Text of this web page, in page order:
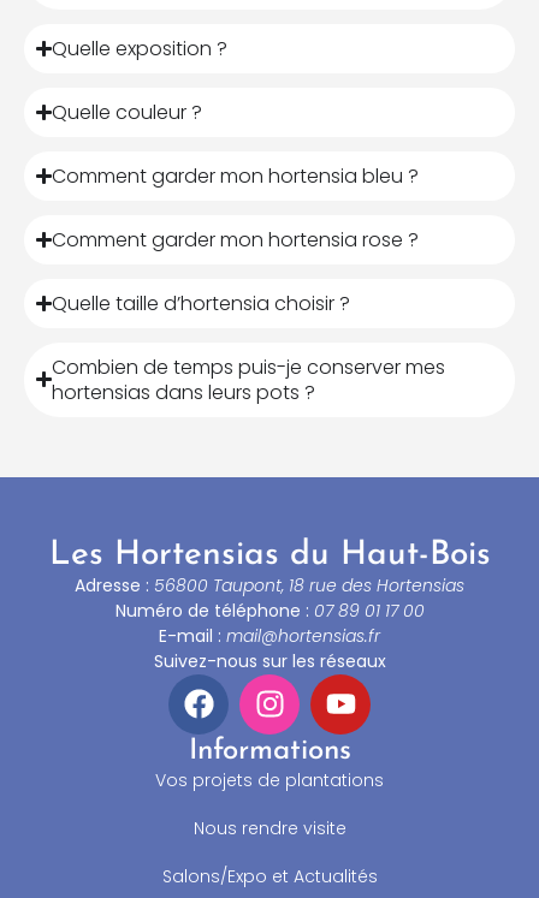
Quelle exposition ?
Quelle couleur ?
Comment garder mon hortensia bleu ?
Comment garder mon hortensia rose ?
Quelle taille d’hortensia choisir ?
Combien de temps puis-je conserver mes
hortensias dans leurs pots ?
Les Hortensias du Haut-Bois
Adresse : 56800 Taupont, 18 rue des Hortensias
Numéro de téléphone : 07 89 01 17 00
E-mail : mail@hortensias.fr
Suivez-nous sur les réseaux
Informations
Vos projets de plantations
Nous rendre visite
Salons/Expo et Actualités